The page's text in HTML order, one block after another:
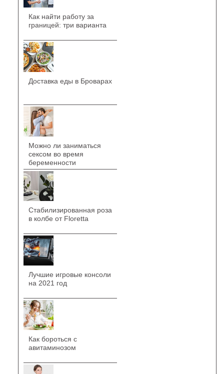
Как найти работу за
границей: три варианта
Доставка еды в Броварах
Можно ли заниматься
сексом во время
беременности
Стабилизированная роза
в колбе от Floretta
Лучшие игровые консоли
на 2021 год
Как бороться с
авитаминозом